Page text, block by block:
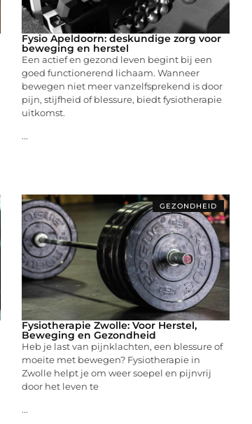
Fysio Apeldoorn: deskundige zorg voor
beweging en herstel
Een actief en gezond leven begint bij een
goed functionerend lichaam. Wanneer
bewegen niet meer vanzelfsprekend is door
pijn, stijfheid of blessure, biedt fysiotherapie
uitkomst.
...
GEZONDHEID
Fysiotherapie Zwolle: Voor Herstel,
Beweging en Gezondheid
Heb je last van pijnklachten, een blessure of
moeite met bewegen? Fysiotherapie in
Zwolle helpt je om weer soepel en pijnvrij
door het leven te
...